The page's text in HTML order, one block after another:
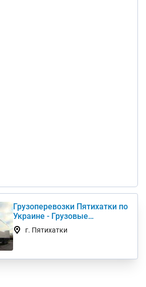
Грузоперевозки Пятихатки по
Украине - Грузовые
автоперевозки дешево
г. Пятихатки